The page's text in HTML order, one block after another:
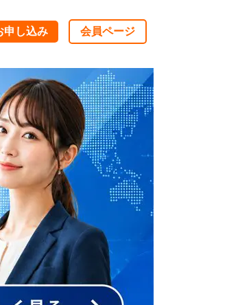
申し込み 会員ページ